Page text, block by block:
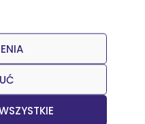
w sklepie oraz